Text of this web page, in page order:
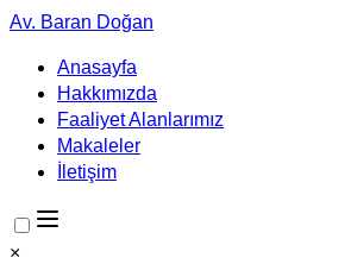
Av. Baran Doğan
Anasayfa
Hakkımızda
Faaliyet Alanlarımız
Makaleler
İletişim
×